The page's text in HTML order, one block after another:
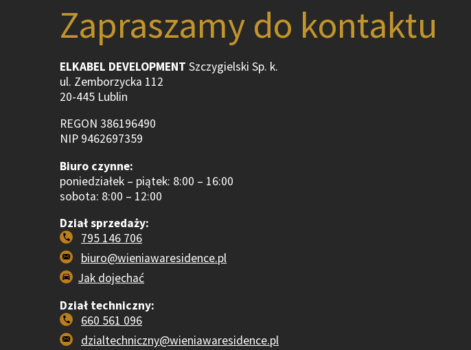
Zapraszamy do kontaktu
ELKABEL DEVELOPMENT Szczygielski Sp. k.
ul. Zemborzycka 112
20-445 Lublin
REGON 386196490
NIP 9462697359
Biuro czynne:
poniedziałek – piątek: 8:00 – 16:00
sobota: 8:00 – 12:00
Dział sprzedaży:
795 146 706
biuro@wieniawaresidence.pl
Jak dojechać
Dział techniczny:
660 561 096
dzialtechniczny@wieniawaresidence.pl